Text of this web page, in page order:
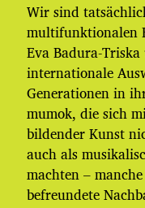
r
a
g
s
d
a
u
m
Wir sind
multifunktionalen
Eva Badura-
internationale
Generationen in
mumok, die sich
bildender Kunst
auch als
machten –
befreundete